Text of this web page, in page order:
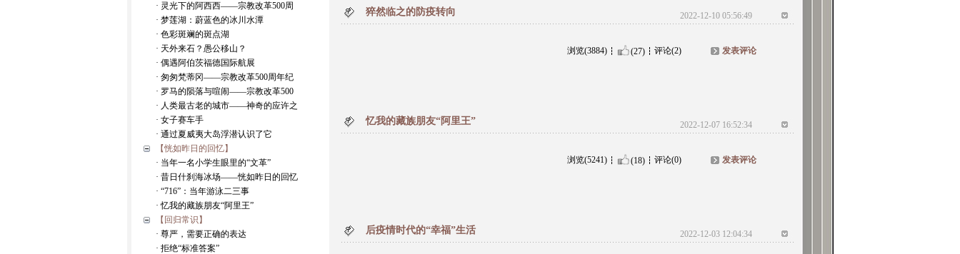
· 灵光下的阿西西——宗教改革500周
· 梦莲湖：蔚蓝色的冰川水潭
· 色彩斑斓的斑点湖
· 天外来石？愚公移山？
· 偶遇阿伯茨福德国际航展
· 匆匆梵蒂冈——宗教改革500周年纪
· 罗马的陨落与喧闹——宗教改革500
· 人类最古老的城市——神奇的应许之
· 女子赛车手
· 通过夏威夷大岛浮潜认识了它
【恍如昨日的回忆】
· 当年一名小学生眼里的“文革”
· 昔日什刹海冰场——恍如昨日的回忆
· “716”：当年游泳二三事
· 忆我的藏族朋友“阿里王”
【回归常识】
· 尊严，需要正确的表达
· 拒绝“标准答案”
猝然临之的防疫转向 2022-12-10 05:56:49
浏览(3884) (27) 评论(2) 发表评论
忆我的藏族朋友“阿里王” 2022-12-07 16:52:34
浏览(5241) (18) 评论(0) 发表评论
后疫情时代的“幸福”生活 2022-12-03 12:04:34